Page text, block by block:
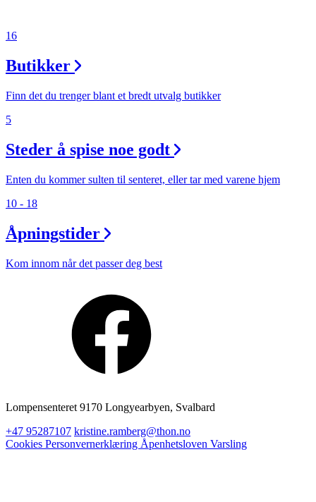
16
Butikker
Finn det du trenger blant et bredt utvalg butikker
5
Steder å spise noe godt
Enten du kommer sulten til senteret, eller tar med varene hjem
10 - 18
Åpningstider
Kom innom når det passer deg best
Lompensenteret 9170 Longyearbyen, Svalbard
+47 95287107 kristine.ramberg@thon.no
Cookies Personvernerklæring Åpenhetsloven Varsling